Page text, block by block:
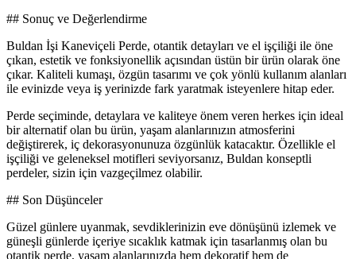
## Sonuç ve Değerlendirme
Buldan İşi Kaneviçeli Perde, otantik detayları ve el işçiliği ile öne
çıkan, estetik ve fonksiyonellik açısından üstün bir ürün olarak öne
çıkar. Kaliteli kumaşı, özgün tasarımı ve çok yönlü kullanım alanları
ile evinizde veya iş yerinizde fark yaratmak isteyenlere hitap eder.
Perde seçiminde, detaylara ve kaliteye önem veren herkes için ideal
bir alternatif olan bu ürün, yaşam alanlarınızın atmosferini
değiştirerek, iç dekorasyonunuza özgünlük katacaktır. Özellikle el
işçiliği ve geleneksel motifleri seviyorsanız, Buldan konseptli
perdeler, sizin için vazgeçilmez olabilir.
## Son Düşünceler
Güzel günlere uyanmak, sevdiklerinizin eve dönüşünü izlemek ve
güneşli günlerde içeriye sıcaklık katmak için tasarlanmış olan bu
otantik perde, yaşam alanlarınızda hem dekoratif hem de